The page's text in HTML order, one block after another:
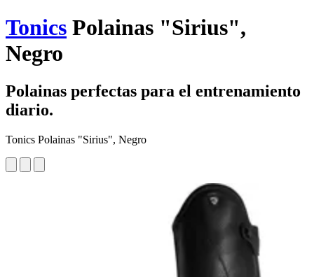
Tonics Polainas "Sirius",
Negro
Polainas perfectas para el entrenamiento
diario.
Tonics Polainas "Sirius", Negro